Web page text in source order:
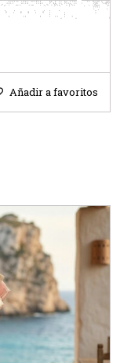
Añadir a favoritos